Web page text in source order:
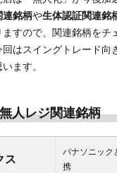
連銘柄や生体認証関連銘
すので、関連銘柄をチ
はスイングトレード向
ます。
人レジ関連銘柄
ス
パナソニック
携